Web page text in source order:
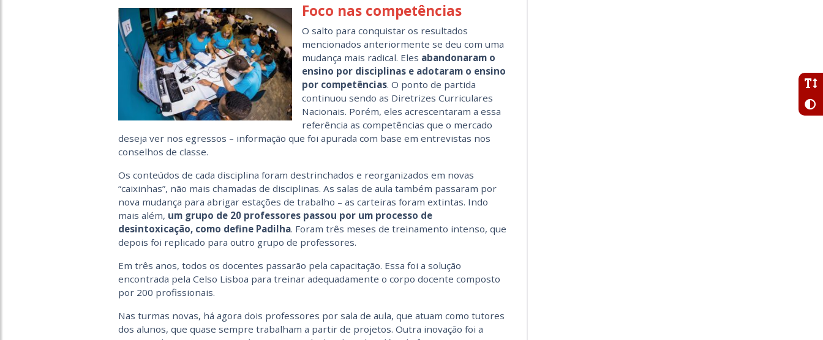
Foco nas competências
O salto para conquistar os resultados
mencionados anteriormente se deu com uma
mudança mais radical. Eles abandonaram o
ensino por disciplinas e adotaram o ensino
por competências. O ponto de partida
continuou sendo as Diretrizes Curriculares
Nacionais. Porém, eles acrescentaram a essa
referência as competências que o mercado
deseja ver nos egressos – informação que foi apurada com base em entrevistas nos
conselhos de classe.
Os conteúdos de cada disciplina foram destrinchados e reorganizados em novas
“caixinhas”, não mais chamadas de disciplinas. As salas de aula também passaram por
nova mudança para abrigar estações de trabalho – as carteiras foram extintas. Indo
mais além, um grupo de 20 professores passou por um processo de
desintoxicação, como define Padilha. Foram três meses de treinamento intenso, que
depois foi replicado para outro grupo de professores.
Em três anos, todos os docentes passarão pela capacitação. Essa foi a solução
encontrada pela Celso Lisboa para treinar adequadamente o corpo docente composto
por 200 profissionais.
Nas turmas novas, há agora dois professores por sala de aula, que atuam como tutores
dos alunos, que quase sempre trabalham a partir de projetos. Outra inovação foi a